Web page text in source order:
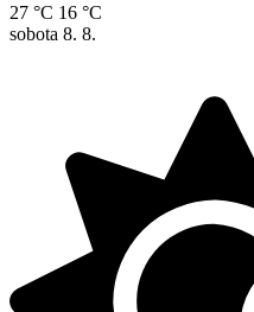
27 °C 16 °C
sobota 8. 8.